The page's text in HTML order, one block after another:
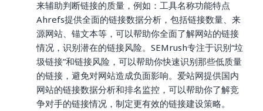
来辅助判断链接的质量，例如：工具名称功能特点
Ahrefs提供全面的链接数据分析，包括链接数量、来
源网站、锚文本等，可以帮助你全面了解网站的链接
情况，识别潜在的链接风险。SEMrush专注于识别“垃
圾链接”和链接风险，可以帮助你快速识别那些低质量
的链接，避免对网站造成负面影响。爱站网提供国内
网站的链接数据分析和排名监控，可以帮助你了解竞
争对手的链接情况，制定更有效的链接建设策略。